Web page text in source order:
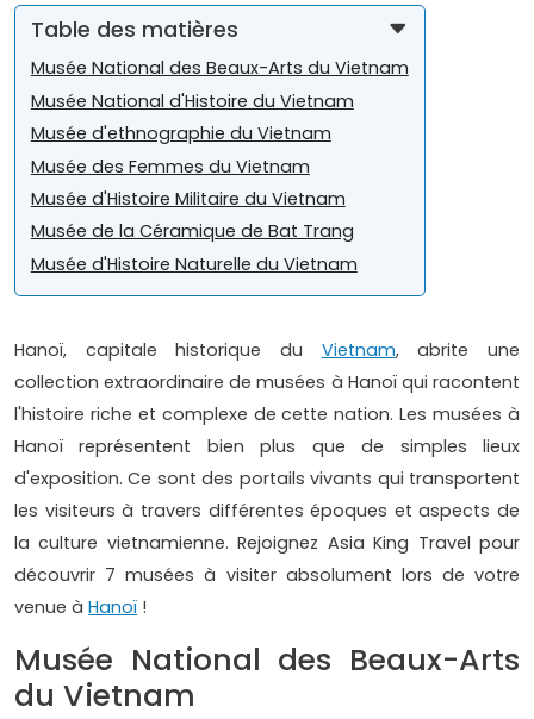
Table des matières
Musée National des Beaux-Arts du Vietnam
Musée National d'Histoire du Vietnam
Musée d'ethnographie du Vietnam
Musée des Femmes du Vietnam
Musée d'Histoire Militaire du Vietnam
Musée de la Céramique de Bat Trang
Musée d'Histoire Naturelle du Vietnam
Hanoï, capitale historique du Vietnam, abrite une
collection extraordinaire de musées à Hanoï qui racontent
l'histoire riche et complexe de cette nation. Les musées à
Hanoï représentent bien plus que de simples lieux
d'exposition. Ce sont des portails vivants qui transportent
les visiteurs à travers différentes époques et aspects de
la culture vietnamienne. Rejoignez Asia King Travel pour
découvrir 7 musées à visiter absolument lors de votre
venue à Hanoï !
Musée National des Beaux-Arts
du Vietnam